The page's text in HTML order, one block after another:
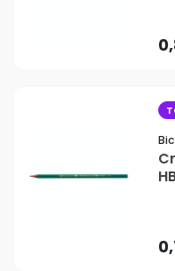
Bic